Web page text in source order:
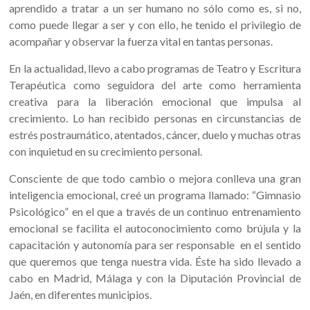
aprendido a tratar a un ser humano no sólo como es, si no,
como puede llegar a ser y con ello, he tenido el privilegio de
acompañar y observar la fuerza vital en tantas personas.
En la actualidad, llevo a cabo programas de Teatro y Escritura
Terapéutica como seguidora del arte como herramienta
creativa para la liberación emocional que impulsa al
crecimiento. Lo han recibido personas en circunstancias de
estrés postraumático, atentados, cáncer, duelo y muchas otras
con inquietud en su crecimiento personal.
Consciente de que todo cambio o mejora conlleva una gran
inteligencia emocional, creé un programa llamado: “Gimnasio
Psicológico” en el que a través de un continuo entrenamiento
emocional se facilita el autoconocimiento como brújula y la
capacitación y autonomía para ser responsable en el sentido
que queremos que tenga nuestra vida. Éste ha sido llevado a
cabo en Madrid, Málaga y con la Diputación Provincial de
Jaén, en diferentes municipios.